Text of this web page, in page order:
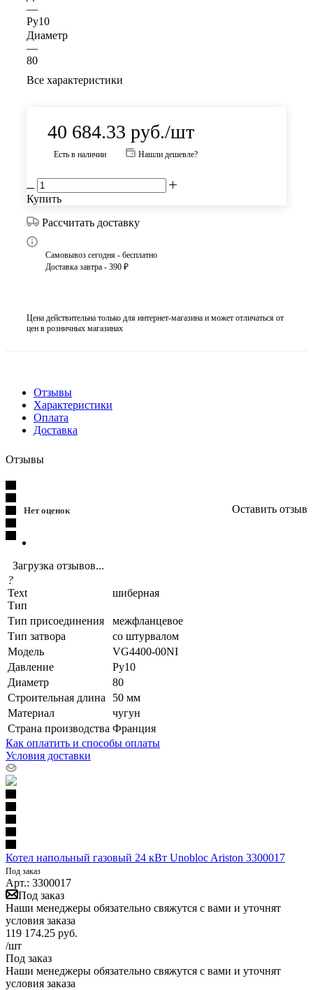
—
Ру10
Диаметр
—
80
Все характеристики
40 684.33 руб./шт
Есть в наличии Нашли дешевле?
Купить
Рассчитать доставку
Самовывоз сегодня - бесплатно
Доставка завтра - 390 ₽
Цена действительна только для интернет-магазина и может отличаться от
цен в розничных магазинах
Отзывы
Характеристики
Оплата
Доставка
Отзывы
Нет оценок Оставить отзыв
Загрузка отзывов...
?
Text
Тип
шиберная
Тип присоединения
межфланцевое
Тип затвора
со штурвалом
Модель
VG4400-00NI
Давление
Ру10
Диаметр
80
Строительная длина
50 мм
Материал
чугун
Страна производства Франция
Как оплатить и способы оплаты
Условия доставки
Котел напольный газовый 24 кВт Unobloc Ariston 3300017
Под заказ
Арт.: 3300017
Под заказ
Наши менеджеры обязательно свяжутся с вами и уточнят
условия заказа
119 174.25 руб.
/шт
Под заказ
Наши менеджеры обязательно свяжутся с вами и уточнят
условия заказа